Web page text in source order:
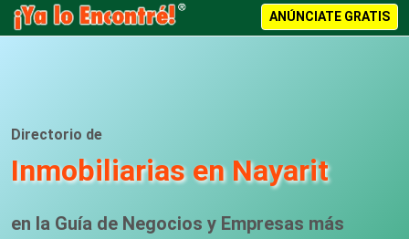
ANÚNCIATE GRATIS
Directorio de
Inmobiliarias en Nayarit
en la Guía de Negocios y Empresas más